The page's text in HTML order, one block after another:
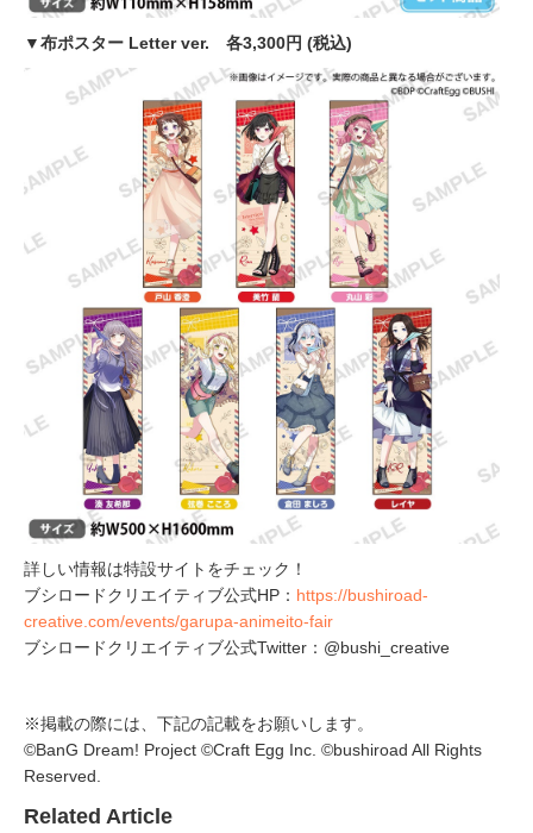
▼布ポスター Letter ver. 各3,300円 (税込)
詳しい情報は特設サイトをチェック！
ブシロードクリエイティブ公式HP： https://bushiroad-
creative.com/events/garupa-animeito-fair
ブシロードクリエイティブ公式Twitter：@bushi_creative
※掲載の際には、下記の記載をお願いします。
©BanG Dream! Project ©Craft Egg Inc. ©bushiroad All Rights
Reserved.
Related Article